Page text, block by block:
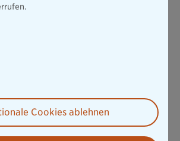
konkrete Präventionsmaßnahmen
bis zu technischen
Vermittler nicht als Verkäufer einzelner
Risikoberater für das Zuhause. Vor-Ort-
in dem Beratung vor dem Schaden
und dauerhaft verankert ist. Prävention
freiwilligen Zusatzleistung, sondern zum
Absicherung.
Cookies ablehnen